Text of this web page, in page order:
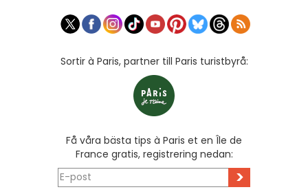
Sortir à Paris, partner till Paris turistbyrå:
Få våra bästa tips à Paris et en Île de
France gratis, registrering nedan:
>